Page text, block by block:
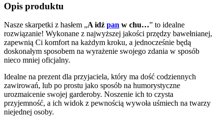
Opis produktu
Nasze skarpetki z hasłem „A idź pan w chu…” to idealne
rozwiązanie! Wykonane z najwyższej jakości przędzy bawełnianej,
zapewnią Ci komfort na każdym kroku, a jednocześnie będą
doskonałym sposobem na wyrażenie swojego zdania w sposób
nieco mniej oficjalny.
Idealne na prezent dla przyjaciela, który ma dość codziennych
zawirowań, lub po prostu jako sposób na humorystyczne
urozmaicenie swojej garderoby. Noszenie ich to czysta
przyjemność, a ich widok z pewnością wywoła uśmiech na twarzy
niejednej osoby.